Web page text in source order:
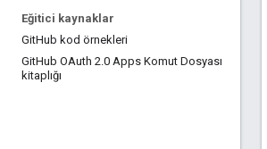
Eğitici kaynaklar
GitHub kod örnekleri
GitHub OAuth 2.0 Apps Komut Dosyası
kitaplığı